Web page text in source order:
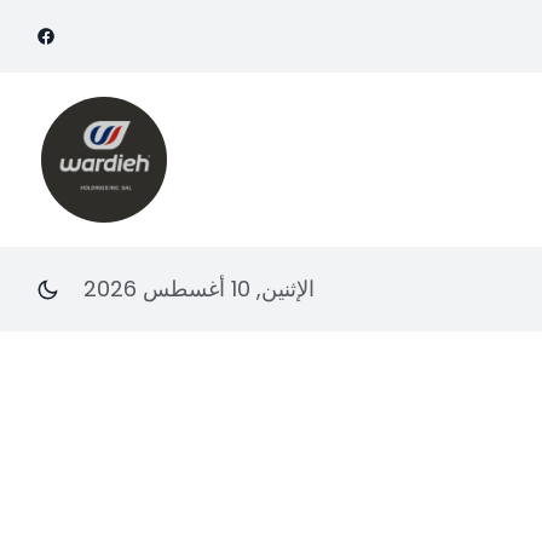
الإثنين, 10 أغسطس 2026